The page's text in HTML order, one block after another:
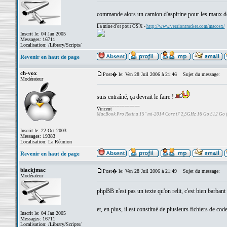
Inscrit le: 04 Jan 2005
Messages: 16711
Localisation: /Library/Scripts/
commande alors un camion d'aspirine pour les maux
La mine d'or pour OS X - http://www.versiontracker.com/macosx/
Revenir en haut de page
ch-vox
Modérateur
Inscrit le: 22 Oct 2003
Messages: 19383
Localisation: La Réunion
Post� le: Ven 28 Juil 2006 à 21:46 Sujet du message:
suis entraîné, ça devrait le faire !
Vincent
MacBook Pro Retina 15" mi-2014 Core i7 2,5GHz 16 Go 512 Go
Revenir en haut de page
blackjmac
Modérateur
Inscrit le: 04 Jan 2005
Messages: 16711
Localisation: /Library/Scripts/
Post� le: Ven 28 Juil 2006 à 21:49 Sujet du message:
phpBB n'est pas un texte qu'on relit, c'est bien barbant
et, en plus, il est constitué de plusieurs fichiers de